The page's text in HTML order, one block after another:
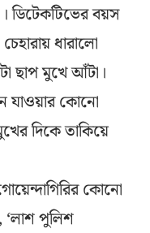
ডিটেকটিভের বয়স
ধারালো
ছাপ মুখে আঁটা।
যাওয়ার কোনো
দিকে তাকিয়ে
কোনো
পুলিশ